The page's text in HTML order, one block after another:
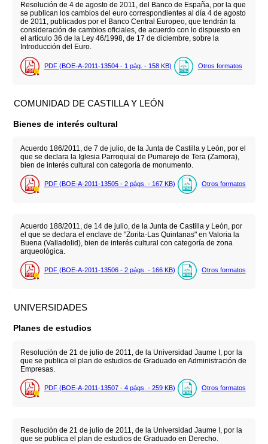
Resolución de 4 de agosto de 2011, del Banco de España, por la que
se publican los cambios del euro correspondientes al día 4 de agosto
de 2011, publicados por el Banco Central Europeo, que tendrán la
consideración de cambios oficiales, de acuerdo con lo dispuesto en
el artículo 36 de la Ley 46/1998, de 17 de diciembre, sobre la
Introducción del Euro.
PDF (BOE-A-2011-13504 - 1 pág. - 158 KB) Otros formatos
COMUNIDAD DE CASTILLA Y LEÓN
Bienes de interés cultural
Acuerdo 186/2011, de 7 de julio, de la Junta de Castilla y León, por el
que se declara la Iglesia Parroquial de Pumarejo de Tera (Zamora),
bien de interés cultural con categoría de monumento.
PDF (BOE-A-2011-13505 - 2 págs. - 167 KB) Otros formatos
Acuerdo 188/2011, de 14 de julio, de la Junta de Castilla y León, por
el que se declara el enclave de "Zorita-Las Quintanas" en Valoria la
Buena (Valladolid), bien de interés cultural con categoría de zona
arqueológica.
PDF (BOE-A-2011-13506 - 2 págs. - 166 KB) Otros formatos
UNIVERSIDADES
Planes de estudios
Resolución de 21 de julio de 2011, de la Universidad Jaume I, por la
que se publica el plan de estudios de Graduado en Administración de
Empresas.
PDF (BOE-A-2011-13507 - 4 págs. - 259 KB) Otros formatos
Resolución de 21 de julio de 2011, de la Universidad Jaume I, por la
que se publica el plan de estudios de Graduado en Derecho.